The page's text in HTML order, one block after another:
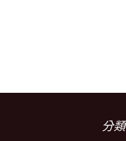
章
分類